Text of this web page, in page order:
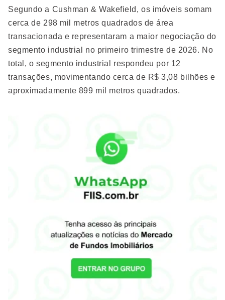
Segundo a Cushman & Wakefield, os imóveis somam
cerca de 298 mil metros quadrados de área
transacionada e representaram a maior negociação do
segmento industrial no primeiro trimestre de 2026. No
total, o segmento industrial respondeu por 12
transações, movimentando cerca de R$ 3,08 bilhões e
aproximadamente 899 mil metros quadrados.